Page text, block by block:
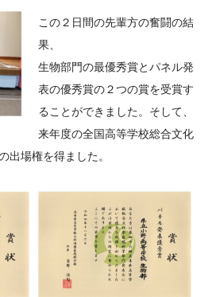
この２日間の先輩方の奮闘の結
果、
生物部門の最優秀賞とパネル発
表の優秀賞の２つの賞を受賞す
ることができました。そして、
来年度の全国高等学校総合文化
出場権を得ました。